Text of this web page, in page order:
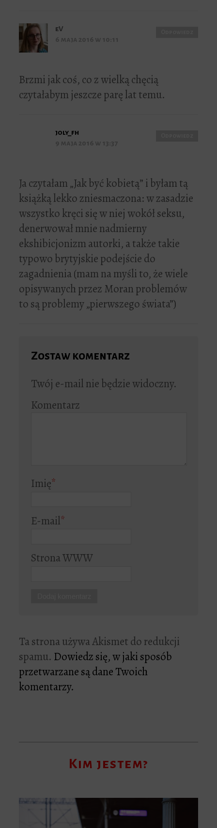
eV
Brzmi jak coś, co z wielką chęcią
czytałabym jeszcze parę lat temu.
joly_fh
Ja czytałam „Jak być kobietą” i byłam tą
książką lekko zniesmaczona: w zasadzie
wszystko kręci się w niej wokół seksu,
denerwował mnie nadmierny
ekshibicjonizm autorki, a także takie
typowo brytyjskie podejście do
zagadnienia (mam na myśli to, że wiele
opisywanych przez Moran problemów
to są problemy „pierwszego świata”)
Zostaw komentarz
Twój e-mail nie będzie widoczny.
Komentarz
Imię*
E-mail*
Strona WWW
Ta strona używa Akismet do redukcji
spamu. Dowiedz się, w jaki sposób
przetwarzane są dane Twoich
komentarzy.
Kim jestem?